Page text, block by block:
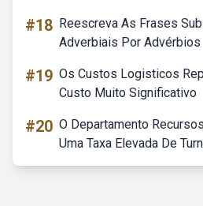
#18 Reescreva As Frases
Adverbiais Por Advérbios
#19 Os Custos Logisticos
Custo Muito Significativo
#20 O Departamento
Uma Taxa Elevada De